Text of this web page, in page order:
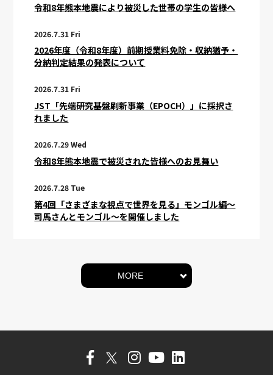
令和8年熊本地震により被災した世帯の学生の皆様へ
2026.7.31 Fri
2026年度（令和8年度）前期授業料免除・収納猶予・
分納判定結果の発表について
2026.7.31 Fri
JST「先端研究基盤刷新事業（EPOCH）」に採択さ
れました
2026.7.29 Wed
令和8年熊本地震で被災された皆様へのお見舞い
2026.7.28 Tue
第4回「さまざまな視点で世界を見る」モンゴル編～
司馬さんとモンゴル～を開催しました
MORE